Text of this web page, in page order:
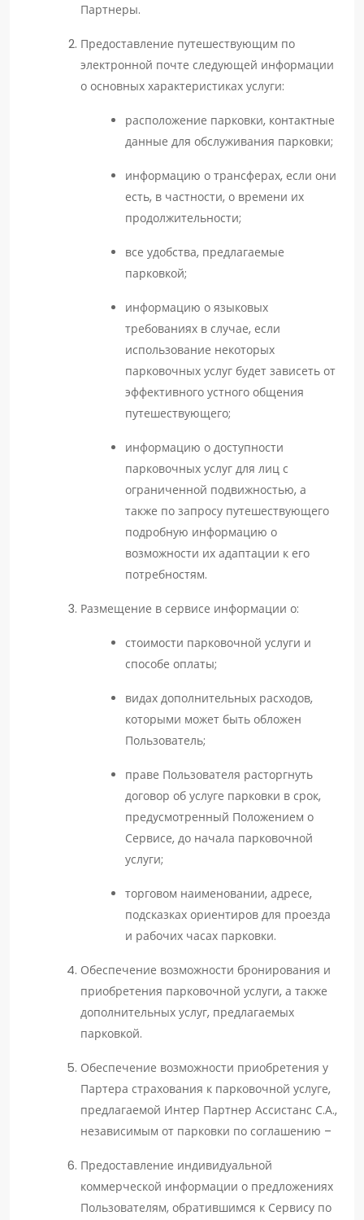
Партнеры.
Предоставление путешествующим по
электронной почте следующей информации
о основных характеристиках услуги:
расположение парковки, контактные
данные для обслуживания парковки;
информацию о трансферах, если они
есть, в частности, о времени их
продолжительности;
все удобства, предлагаемые
парковкой;
информацию о языковых
требованиях в случае, если
использование некоторых
парковочных услуг будет зависеть от
эффективного устного общения
путешествующего;
информацию о доступности
парковочных услуг для лиц с
ограниченной подвижностью, а
также по запросу путешествующего
подробную информацию о
возможности их адаптации к его
потребностям.
Размещение в сервисе информации о:
стоимости парковочной услуги и
способе оплаты;
видах дополнительных расходов,
которыми может быть обложен
Пользователь;
праве Пользователя расторгнуть
договор об услуге парковки в срок,
предусмотренный Положением о
Сервисе, до начала парковочной
услуги;
торговом наименовании, адресе,
подсказках ориентиров для проезда
и рабочих часах парковки.
Обеспечение возможности бронирования и
приобретения парковочной услуги, а также
дополнительных услуг, предлагаемых
парковкой.
Обеспечение возможности приобретения у
Партера страхования к парковочной услуге,
предлагаемой Интер Партнер Ассистанс С.А.,
независимым от парковки по соглашению –
Предоставление индивидуальной
коммерческой информации о предложениях
Пользователям, обратившимся к Сервису по